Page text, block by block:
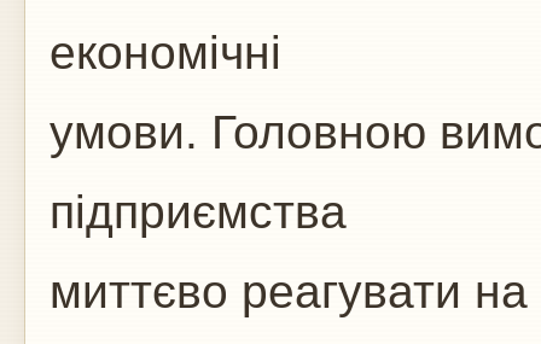
економічні
умови. Головною
підприємства
миттєво реагувати